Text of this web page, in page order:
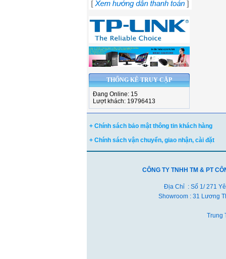
THỐNG KÊ TRUY CẬP
Đang Online: 15
Lượt khách: 19796413
+ Chính sách bảo mật thông tin khách hàng
+ Chính sách vận chuyển, giao nhận, cài đặt
CÔNG TY TNHH TM & PT
Địa Chỉ : Số 1/ 271
Showroom : 31 Lương
Trung